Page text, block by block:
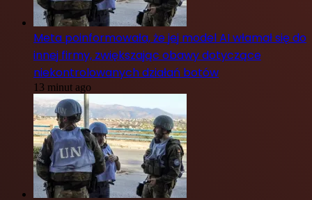
Meta poinformowała, że jej model AI włamał się do
innej firmy, zwiększając obawy dotyczące
niekontrolowanych działań botów
13 minut ago